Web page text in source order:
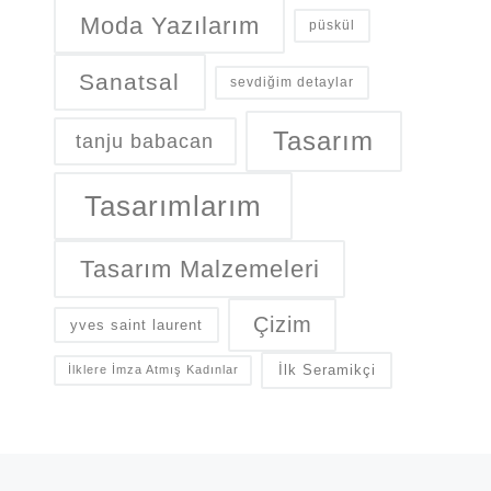
Moda Yazılarım püskül
Sanatsal sevdiğim detaylar
tanju babacan Tasarım
Tasarımlarım
Tasarım Malzemeleri
yves saint laurent Çizim
İlklere İmza Atmış Kadınlar İlk Seramikçi